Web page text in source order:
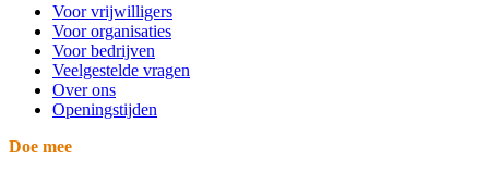
Voor vrijwilligers
Voor organisaties
Voor bedrijven
Veelgestelde vragen
Over ons
Openingstijden
Doe mee